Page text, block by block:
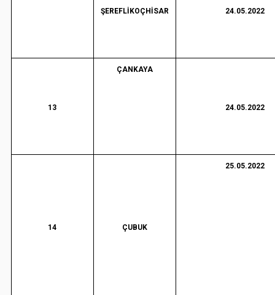
ŞEREFLİKOÇHİSAR 24.05.2022
13
ÇANKAYA
24.05.2022
14 ÇUBUK
25.05.2022